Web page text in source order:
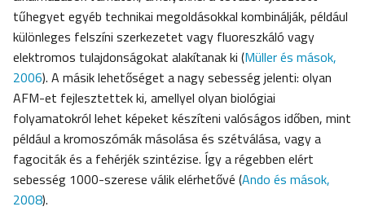
tűhegyet egyéb technikai megoldásokkal kombinálják, például
különleges felszíni szerkezetet vagy fluoreszkáló vagy
elektromos tulajdonságokat alakítanak ki (Müller és mások,
2006). A másik lehetőséget a nagy sebesség jelenti: olyan
AFM-et fejlesztettek ki, amellyel olyan biológiai
folyamatokról lehet képeket készíteni valóságos időben, mint
például a kromoszómák másolása és szétválása, vagy a
fagociták és a fehérjék szintézise. Így a régebben elért
sebesség 1000-szerese válik elérhetővé (Ando és mások,
2008).